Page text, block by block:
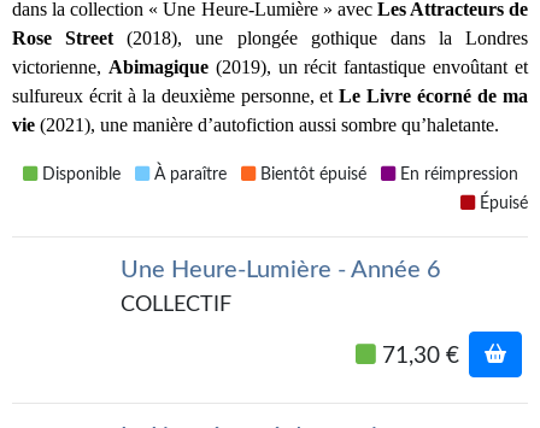
Bifrost
Livres audio
Gratuit
Tous les numéros
En numérique
dans la collection « Une Heure-Lumière » avec Les Attracteurs de
Rose Street (2018), une plongée gothique dans la Londres
victorienne, Abimagique (2019), un récit fantastique envoûtant et
sulfureux écrit à la deuxième personne, et Le Livre écorné de ma
vie (2021), une manière d’autofiction aussi sombre qu’haletante.
Disponible À paraître Bientôt épuisé
En réimpression
Épuisé
Une Heure-Lumière - Année 6
COLLECTIF
71,30 €